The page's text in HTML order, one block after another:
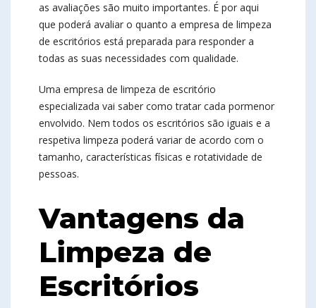
as avaliações são muito importantes. É por aqui
que poderá avaliar o quanto a empresa de limpeza
de escritórios está preparada para responder a
todas as suas necessidades com qualidade.
Uma empresa de limpeza de escritório
especializada vai saber como tratar cada pormenor
envolvido. Nem todos os escritórios são iguais e a
respetiva limpeza poderá variar de acordo com o
tamanho, características físicas e rotatividade de
pessoas.
Vantagens da
Limpeza de
Escritórios